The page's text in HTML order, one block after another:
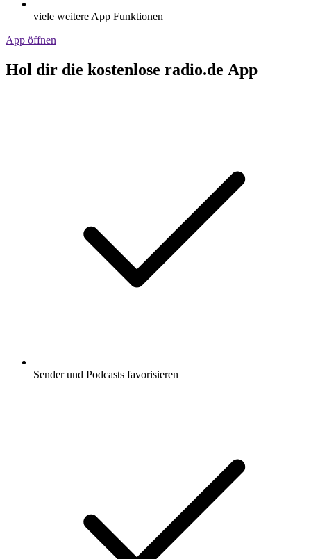
viele weitere App Funktionen
App öffnen
Hol dir die kostenlose radio.de App
Sender und Podcasts favorisieren